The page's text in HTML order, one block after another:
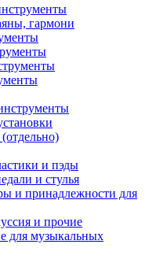
гармони
и пэды
и стулья
и принадлежности для
и прочие
для музыкальных